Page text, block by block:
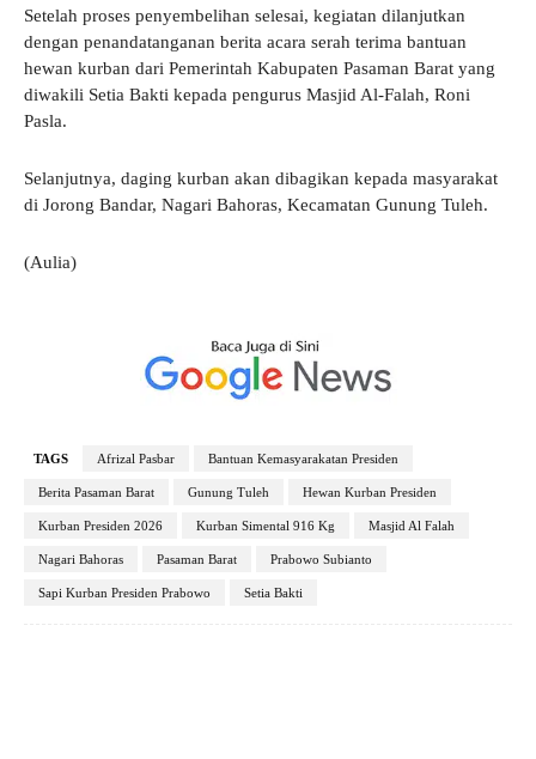
Setelah proses penyembelihan selesai, kegiatan dilanjutkan
dengan penandatanganan berita acara serah terima bantuan
hewan kurban dari Pemerintah Kabupaten Pasaman Barat yang
diwakili Setia Bakti kepada pengurus Masjid Al-Falah, Roni
Pasla.
Selanjutnya, daging kurban akan dibagikan kepada masyarakat
di Jorong Bandar, Nagari Bahoras, Kecamatan Gunung Tuleh.
(Aulia)
TAGS Afrizal Pasbar Bantuan Kemasyarakatan Presiden
Berita Pasaman Barat Gunung Tuleh Hewan Kurban Presiden
Kurban Presiden 2026 Kurban Simental 916 Kg Masjid Al Falah
Nagari Bahoras Pasaman Barat Prabowo Subianto
Sapi Kurban Presiden Prabowo Setia Bakti